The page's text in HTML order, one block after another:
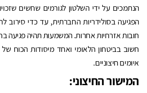
הנתמכים על ידי השלטון לגורמים שחשים
הפגיעה בסולידריות החברתית, עד כדי סירוב
חובות אזרחיות אחרות. המשמעות תהיה פגיעה
חשוב בביטחון הלאומי ואחד מיסודות הכוח
איומים חיצוניים.
המישור החיצוני: